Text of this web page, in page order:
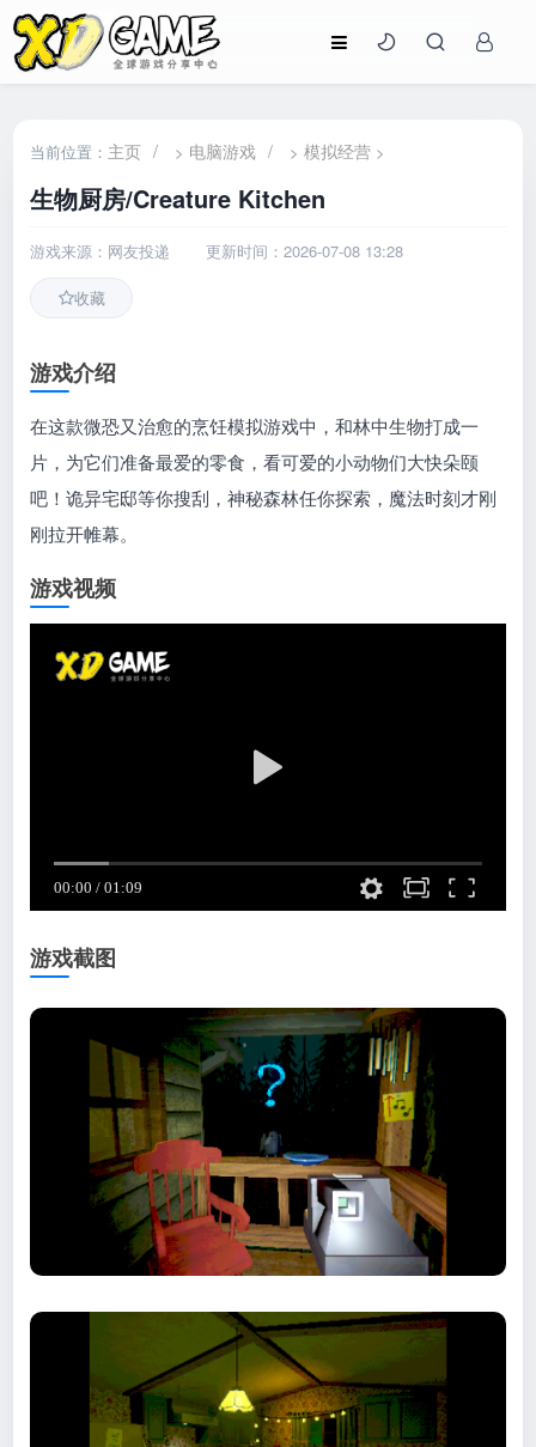
当前位置： 主页 / > 电脑游戏 / >模拟经营 >
生物厨房/Creature Kitchen
游戏来源：网友投递 更新时间：2026-07-08 13:28
收藏
游戏介绍
在这款微恐又治愈的烹饪模拟游戏中，和林中生物打成一
片，为它们准备最爱的零食，看可爱的小动物们大快朵颐
吧！诡异宅邸等你搜刮，神秘森林任你探索，魔法时刻才刚
刚拉开帷幕。
游戏视频
游戏截图